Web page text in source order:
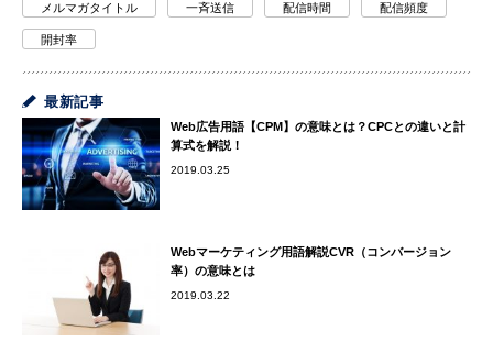
メルマガタイトル 一斉送信 配信時間 配信頻度
開封率
最新記事
Web広告用語【CPM】の意味とは？CPCとの違いと計
算式を解説！
2019.03.25
Webマーケティング用語解説CVR（コンバージョン
率）の意味とは
2019.03.22